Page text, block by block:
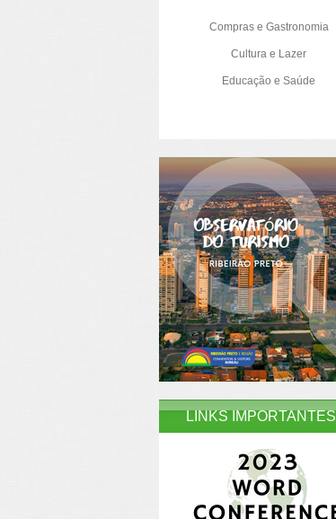
Compras e Gastronomia
Cultura e Lazer
Educação e Saúde
LINKS IMPORTANTES